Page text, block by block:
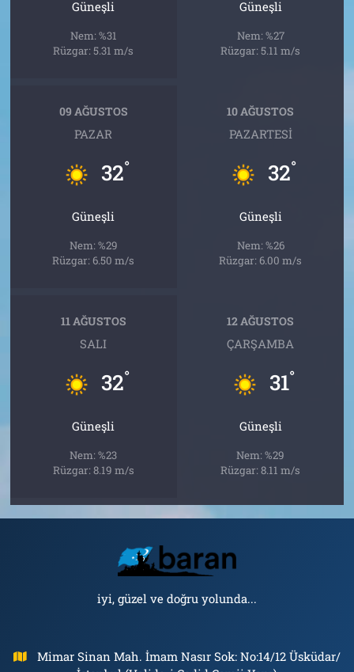
Güneşli
Nem: %31
Rüzgar: 5.31 m/s
Güneşli
Nem: %27
Rüzgar: 5.11 m/s
09 AĞUSTOS
PAZAR
32°
Güneşli
Nem: %29
Rüzgar: 6.50 m/s
10 AĞUSTOS
PAZARTESI
32°
Güneşli
Nem: %26
Rüzgar: 6.00 m/s
11 AĞUSTOS
SALI
32°
Güneşli
Nem: %23
Rüzgar: 8.19 m/s
12 AĞUSTOS
ÇARŞAMBA
31°
Güneşli
Nem: %29
Rüzgar: 8.11 m/s
iyi, güzel ve doğru yolunda...
Mimar Sinan Mah. İmam Nasır Sok: No:14/12 Üsküdar/